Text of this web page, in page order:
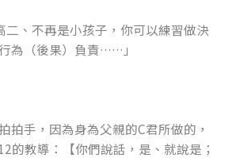
二、不再是小孩子，你可以練習做決
為（後果）負責……」
拍手，因為身為父親的C君所做的，
的教導：【你們說話，是、就說是；